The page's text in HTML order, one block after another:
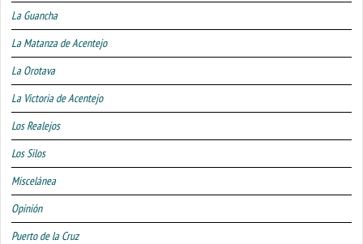
La Guancha
La Matanza de Acentejo
La Orotava
La Victoria de Acentejo
Los Realejos
Los Silos
Miscelánea
Opinión
Puerto de la Cruz